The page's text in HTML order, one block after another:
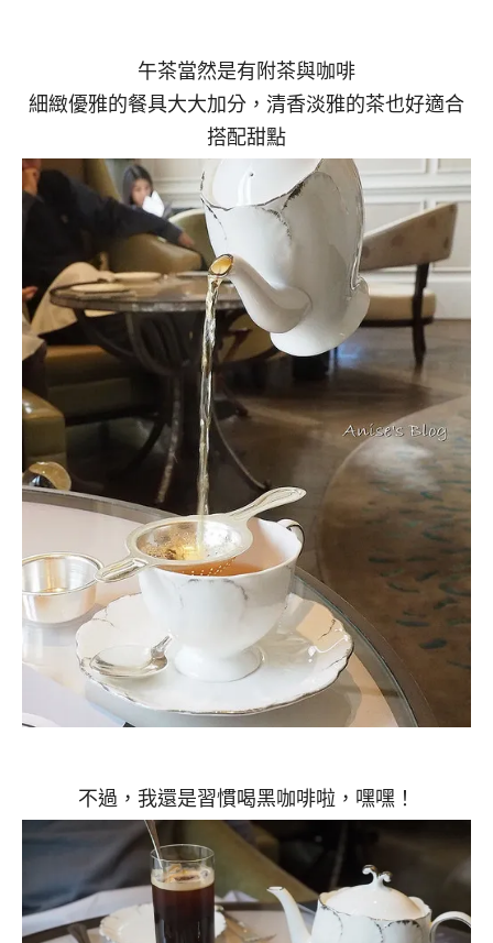
午茶當然是有附茶與咖啡
細緻優雅的餐具大大加分，清香淡雅的茶也好適合
搭配甜點
不過，我還是習慣喝黑咖啡啦，嘿嘿！